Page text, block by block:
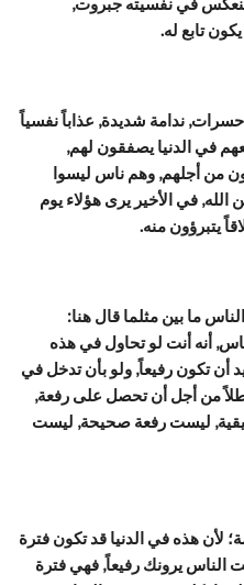
تابع له.
ندامة شديدة, عذاباً نفسياً
في الدنيا يصفقون لهم,
من أجلهم, وهم ناس ليسوا
الله, في الأخير يرى هؤلاء يوم
يتبرؤون منه.
ما بين مثلما قال هنا:
أنه أنت لو تحاول في هذه
أن تكون رفيعاً, ولو بأن تدخل في
من أجل أن تحصل على رفعة,
ليست رفعة صحيحة, ليست
لأن هذه في الدنيا قد تكون فترة
الناس يرونك رفيعاً, فهي فترة